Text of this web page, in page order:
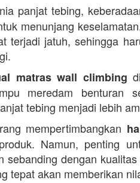
panjat tebing,
menunjang
terjadi jatuh, sehingga
matras wall climbing
meredam benturan
tebing menjadi lebih
mempertimbangkan
Namun, penting
sebanding dengan
tepat akan memberikan